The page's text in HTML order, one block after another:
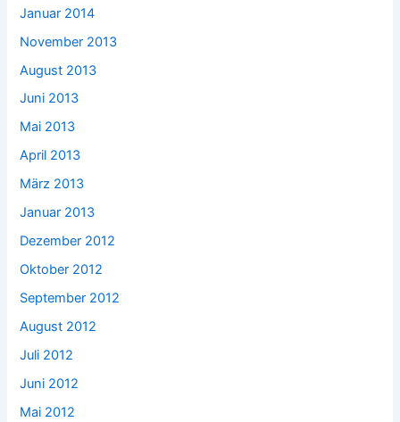
Januar 2014
November 2013
August 2013
Juni 2013
Mai 2013
April 2013
März 2013
Januar 2013
Dezember 2012
Oktober 2012
September 2012
August 2012
Juli 2012
Juni 2012
Mai 2012